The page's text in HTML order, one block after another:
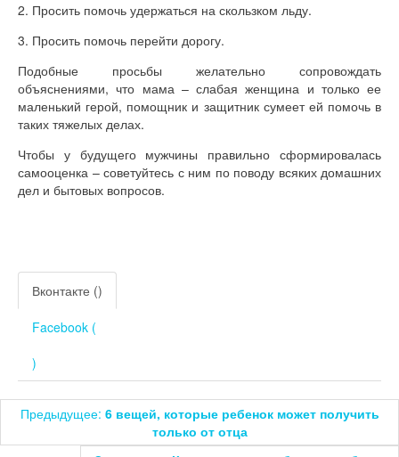
2. Просить помочь удержаться на скользком льду.
3. Просить помочь перейти дорогу.
Подобные просьбы желательно сопровождать
объяснениями, что мама – слабая женщина и только ее
маленький герой, помощник и защитник сумеет ей помочь в
таких тяжелых делах.
Чтобы у будущего мужчины правильно сформировалась
самооценка – советуйтесь с ним по поводу всяких домашних
дел и бытовых вопросов.
Вконтакте ()
Facebook (
)
Предыдущее: 6 вещей, которые ребенок может получить
только от отца